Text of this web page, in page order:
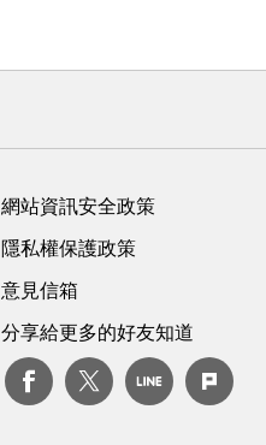
網站資訊安全政策
隱私權保護政策
意見信箱
分享給更多的好友知道